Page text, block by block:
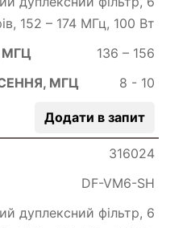
152 – 174 МГц, 100 Вт
136 – 156
8 - 10
Додати в запит
316024
DF-VM6-SH
дуплексний фільтр, 6